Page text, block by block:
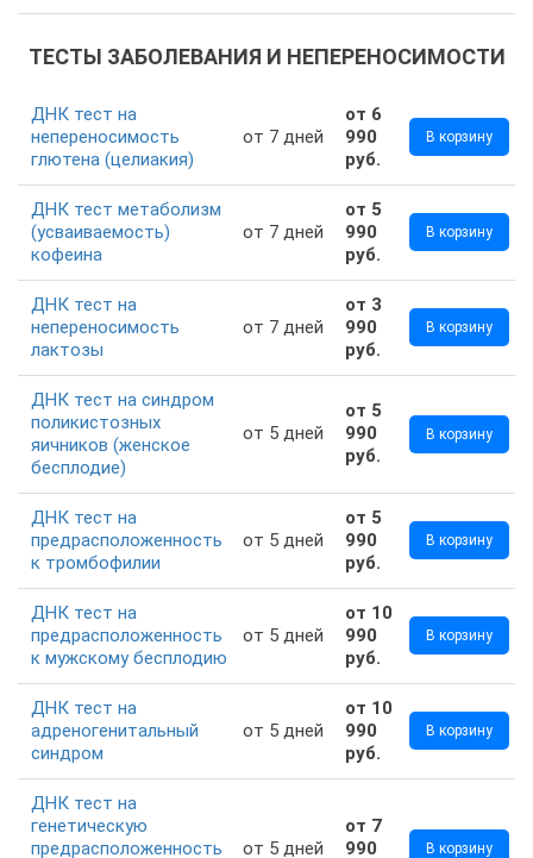
ТЕСТЫ ЗАБОЛЕВАНИЯ И НЕПЕРЕНОСИМОСТИ
ДНК тест на
непереносимость
глютена (целиакия)
от 7 дней
от 6
990
руб.
В корзину
ДНК тест метаболизм
(усваиваемость)
кофеина
от 7 дней
от 5
990
руб.
В корзину
ДНК тест на
непереносимость
лактозы
от 7 дней
от 3
990
руб.
В корзину
ДНК тест на синдром
поликистозных
яичников (женское
бесплодие)
от 5 дней
от 5
990
руб.
В корзину
ДНК тест на
предрасположенность
к тромбофилии
от 5 дней
от 5
990
руб.
В корзину
ДНК тест на
предрасположенность
к мужскому бесплодию
от 5 дней
от 10
990
руб.
В корзину
ДНК тест на
адреногенитальный
синдром
от 5 дней
от 10
990
руб.
В корзину
ДНК тест на
генетическую
предрасположенность
от 5 дней
от 7
990
В корзину